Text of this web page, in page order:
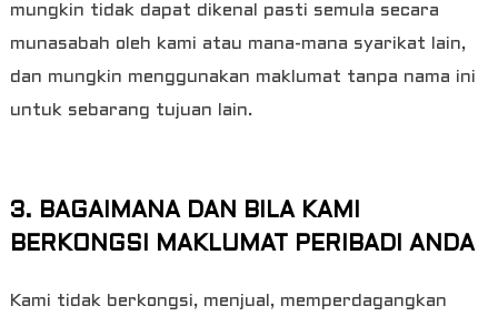
mungkin tidak dapat dikenal pasti semula secara
munasabah oleh kami atau mana-mana syarikat lain,
dan mungkin menggunakan maklumat tanpa nama ini
untuk sebarang tujuan lain.
3. BAGAIMANA DAN BILA KAMI
BERKONGSI MAKLUMAT PERIBADI ANDA
Kami tidak berkongsi, menjual, memperdagangkan